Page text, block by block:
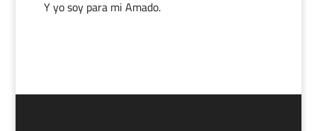
Y yo soy para mi Amado.